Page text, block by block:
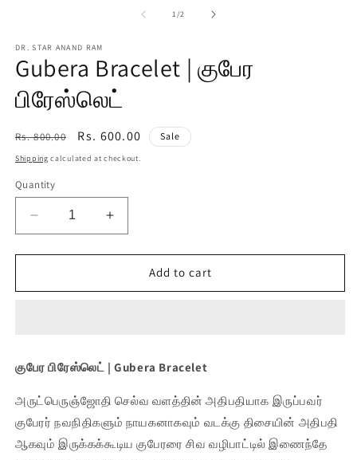
1/of2
DR. STAR ANAND RAM
Gubera Bracelet | குபேர
பிரேஸ்லெட்
Regular
price
Rs. 800.00
Sale
price
Rs. 600.00 Sale
Shipping calculated at checkout.
Quantity
Decrease
quantity
for
Bracelet
Increase
quantity
for
Gubera
Bracelet
Add to cart
குபேர பிரேஸ்லெட் | Gubera Bracelet
அருட்பெருஞ்ஜோதி செல்வ வளத்தின் அதிபதியாக இருப்பவர்
குபேரர் நவநிதிகளும் நாயகனாகவும் வடக்கு திசையின் அதிபதி
ஆகவும் இருக்கக்கூடிய குபேரரை சிவ வழிபாட்டில் இணைந்தே